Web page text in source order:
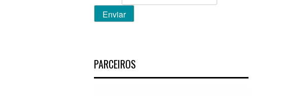
Enviar
PARCEIROS